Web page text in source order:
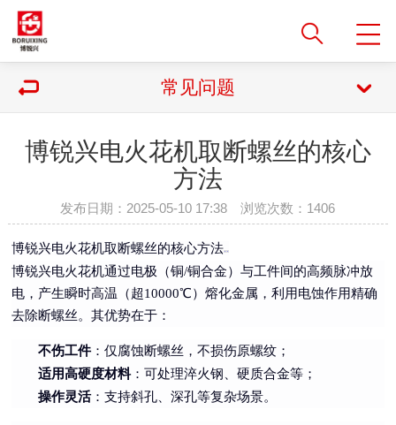
常见问题
博锐兴电火花机取断螺丝的核心
方法
发布日期：2025-05-10 17:38 浏览次数： 1406
博锐兴电火花机取断螺丝的核心方法
博锐兴电火花机通过电极（铜/铜合金）与工件间的高频脉冲放
电，产生瞬时高温（超10000℃）熔化金属，利用电蚀作用精确
去除断螺丝。其优势在于：
不伤工件：仅腐蚀断螺丝，不损伤原螺纹；
适用高硬度材料：可处理淬火钢、硬质合金等；
操作灵活：支持斜孔、深孔等复杂场景。